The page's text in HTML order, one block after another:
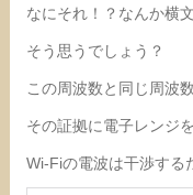
なにそれ！？なんか横
そう思うでしょう？
この周波数と同じ周波
その証拠に電子レンジ
Wi-Fiの電波は干渉する